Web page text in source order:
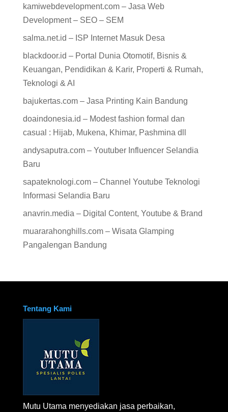
kamiwebdevelopment.com – Jasa Web
Development – SEO – SEM
salma.net.id – ISP Internet Masuk Desa
blackdoor.id – Portal Dunia Otomotif, Bisnis &
Keuangan, Pendidikan & Karir, Properti & Rumah,
Teknologi & AI
bajukertas.com – Jasa Printing Kain Bandung
doaindonesia.id – Modest fashion formal dan
casual : Hijab, Mukena, Khimar, Pashmina dll
andysaputra.com – Youtuber Influencer Selandia
Baru
sapateknologi.com – Channel Youtube Teknologi
Informasi Selandia Baru
anavrin.media – Digital Content, Youtube & Brand
muararahonghills.com – Wisata Glamping
Pangalengan Bandung
Tentang Kami
Mutu Utama menyediakan jasa perbaikan,